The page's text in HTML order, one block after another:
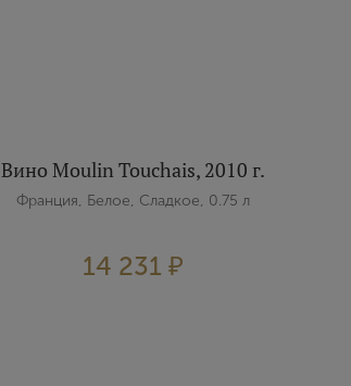
Вино Moulin Touchais, 2010 г.
Франция, Белое, Сладкое, 0.75 л
14 231 ₽